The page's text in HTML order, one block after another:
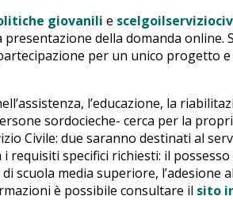
giovanili e
della domanda online.
per un unico progetto e
l’educazione, la
sordocieche- cerca per la
Civile: due saranno destinati al
requisiti specifici richiesti: il
scuola media superiore, l’adesione
è possibile consultare il sito